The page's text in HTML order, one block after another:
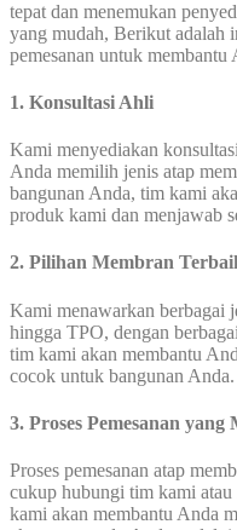
tepat dan menemukan
yang mudah, Berikut adalah
pemesanan untuk membantu
1. Konsultasi Ahli
Kami menyediakan
Anda memilih jenis atap
bangunan Anda, tim kami
produk kami dan menjawab
2. Pilihan Membran
Kami menawarkan berbagai
hingga TPO, dengan
tim kami akan membantu
cocok untuk bangunan Anda.
3. Proses Pemesanan yang
Proses pemesanan atap
cukup hubungi tim kami
kami akan membantu Anda